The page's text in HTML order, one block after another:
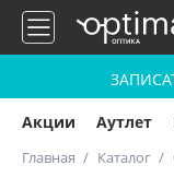
Акции Аутлет
Главная Каталог